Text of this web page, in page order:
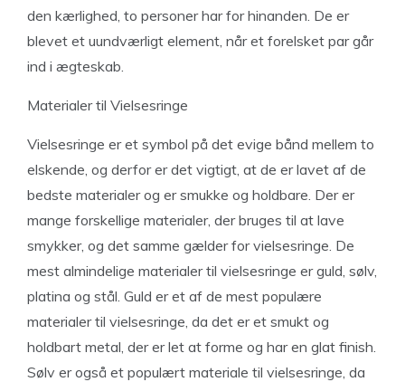
den kærlighed, to personer har for hinanden. De er
blevet et uundværligt element, når et forelsket par går
ind i ægteskab.
Materialer til Vielsesringe
Vielsesringe er et symbol på det evige bånd mellem to
elskende, og derfor er det vigtigt, at de er lavet af de
bedste materialer og er smukke og holdbare. Der er
mange forskellige materialer, der bruges til at lave
smykker, og det samme gælder for vielsesringe. De
mest almindelige materialer til vielsesringe er guld, sølv,
platina og stål. Guld er et af de mest populære
materialer til vielsesringe, da det er et smukt og
holdbart metal, der er let at forme og har en glat finish.
Sølv er også et populært materiale til vielsesringe, da